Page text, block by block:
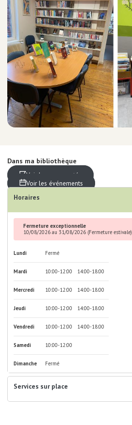
Prêt de liseuse
Impression / Photocopie
Ecrivain public
Espaces de travail
Point détente
Equipements bébé
Ludothèque
Grainothèque
Boîtes de retour 24h/24
Portage à domicile
Tous les services
Infos
Dans ma bibliothèque
Voir les nouveautés
Voir les événements
Horaires
Fermeture exceptionnelle
10/08/2026 au 31/08/2026 (Fermeture estivale)
Lundi Fermé
Mardi 10:00-12:00 14:00-18:00
Mercredi 10:00-12:00 14:00-18:00
Jeudi 10:00-12:00 14:00-18:00
Vendredi 10:00-12:00 14:00-18:00
Samedi 10:00-12:00
Dimanche Fermé
Services sur place